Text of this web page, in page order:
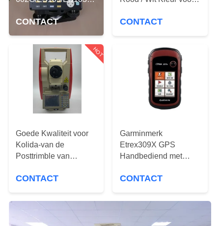
ONS
VERZOEK
OM EEN
CITAAT
SITEMAP
PRIVACY
POLICY
Reeks voor het
Onderzoeken
CONTACT CONTACT
HOT
Goede Kwaliteit voor
Kolida-van de
Posttrimble van
LC de Totale Totale
CONTACT
Garminmerk
Etrex309X GPS
Handbediend met
en het Engels
CONTACT